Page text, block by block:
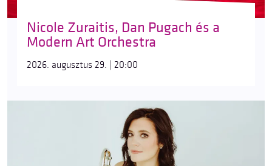
Nicole Zuraitis, Dan Pugach és a
Modern Art Orchestra
2026. augusztus 29. | 20:00